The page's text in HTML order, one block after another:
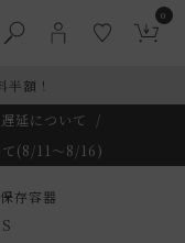
0
額！
延について
/
て(8/11～8/16)
存容器